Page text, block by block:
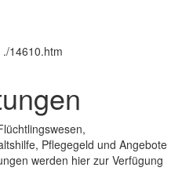
./14610.htm
Pflegegeld und Angebote
werden hier zur Verfügung